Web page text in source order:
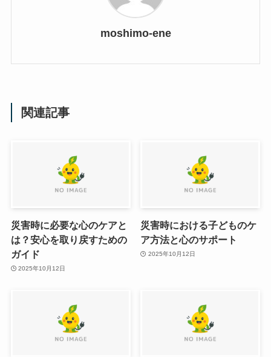
moshimo-ene
関連記事
災害時に必要な心のケアと
は？安心を取り戻すための
ガイド
2025年10月12日
災害時における子どものケ
ア方法と心のサポート
2025年10月12日